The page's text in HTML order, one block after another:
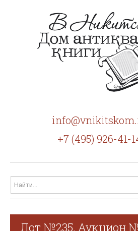
+7 (495) 926-41-
Лот №235. Аукцион №